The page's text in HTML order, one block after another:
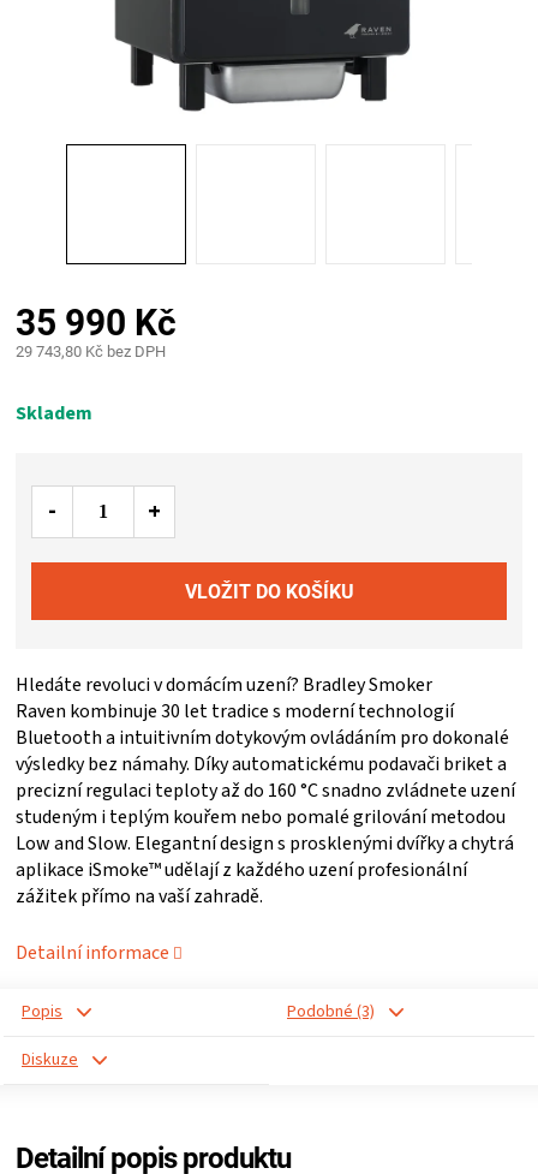
NÁDOBÍ
LODGE
VENKOVNÍ
KUCHYNĚ
KNIHY
O
GRILOVÁNÍ
HAVAJSKÉ
VÍNO
35 990 Kč
29 743,80 Kč bez DPH
cena:
Skladem
Hledáte revoluci v domácím uzení? Bradley Smoker
Raven kombinuje 30 let tradice s moderní technologií
Bluetooth a intuitivním dotykovým ovládáním pro dokonalé
výsledky bez námahy. Díky automatickému podavači briket a
precizní regulaci teploty až do 160 °C snadno zvládnete uzení
studeným i teplým kouřem nebo pomalé grilování metodou
Low and Slow. Elegantní design s prosklenými dvířky a chytrá
aplikace iSmoke™ udělají z každého uzení profesionální
zážitek přímo na vaší zahradě.
Detailní informace
Popis
Podobné (3)
Diskuze
Detailní popis produktu